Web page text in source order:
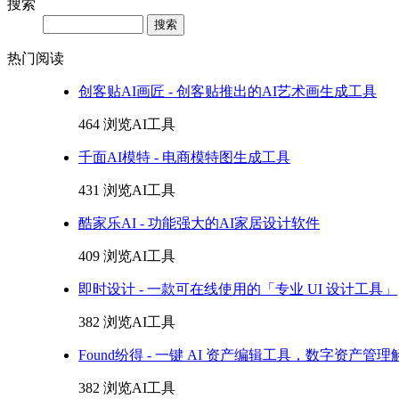
搜索
热门阅读
创客贴AI画匠 - 创客贴推出的AI艺术画生成工具
464 浏览AI工具
千面AI模特 - 电商模特图生成工具
431 浏览AI工具
酷家乐AI - 功能强大的AI家居设计软件
409 浏览AI工具
即时设计 - 一款可在线使用的「专业 UI 设计工具」
382 浏览AI工具
Found纷得 - 一键 AI 资产编辑工具，数字资产管理
382 浏览AI工具